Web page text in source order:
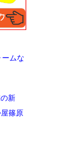
ムな
新
篠原